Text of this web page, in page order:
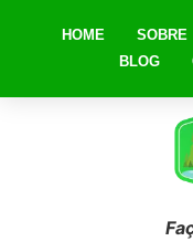
HOME SOBRE
BLOG